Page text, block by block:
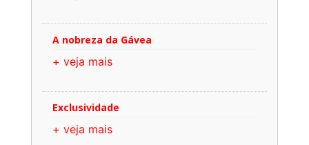
A nobreza da Gávea
+ veja mais
Exclusividade
+ veja mais